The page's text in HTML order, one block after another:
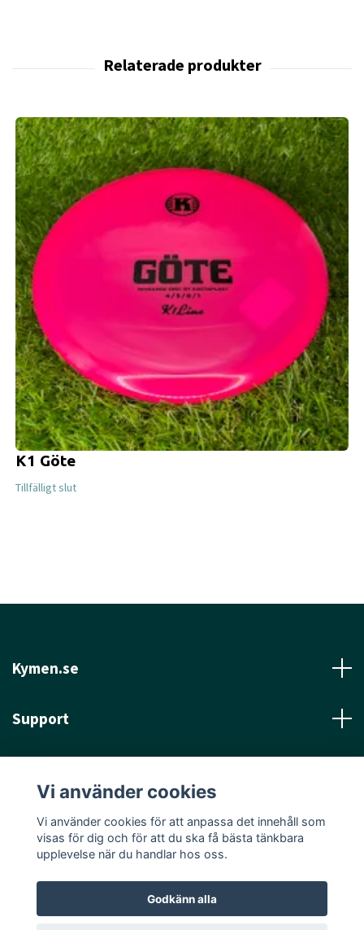
K1 Göte
Tillfälligt slut
Kymen.se
Support
Sociala medier
Vi använder cookies
Vi använder cookies för att anpassa det innehåll som
visas för dig och för att du ska få bästa tänkbara
upplevelse när du handlar hos oss.
Godkänn alla